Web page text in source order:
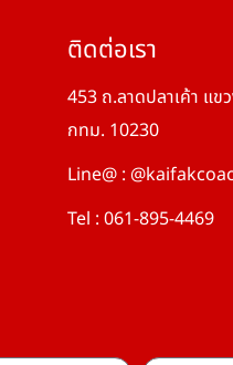
ติดต่อเรา
453 ถ.ลาดปลาเค้า แข
กทม. 10230
Line@ :
Tel : 061-895-4469